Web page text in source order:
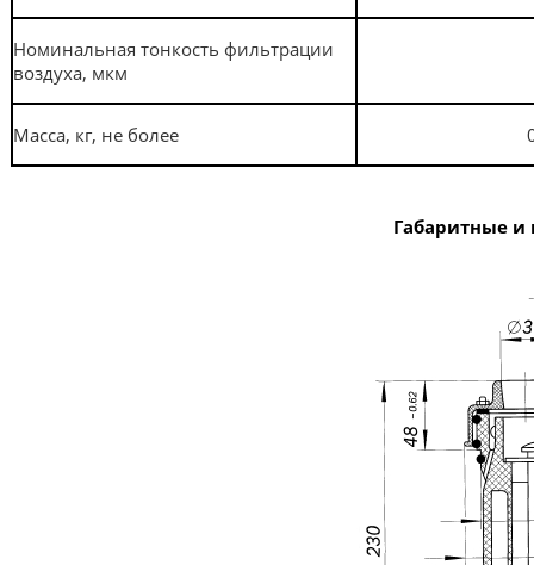
Номинальная тонкость фильтрации
воздуха, мкм
Масса, кг, не более
Габаритные